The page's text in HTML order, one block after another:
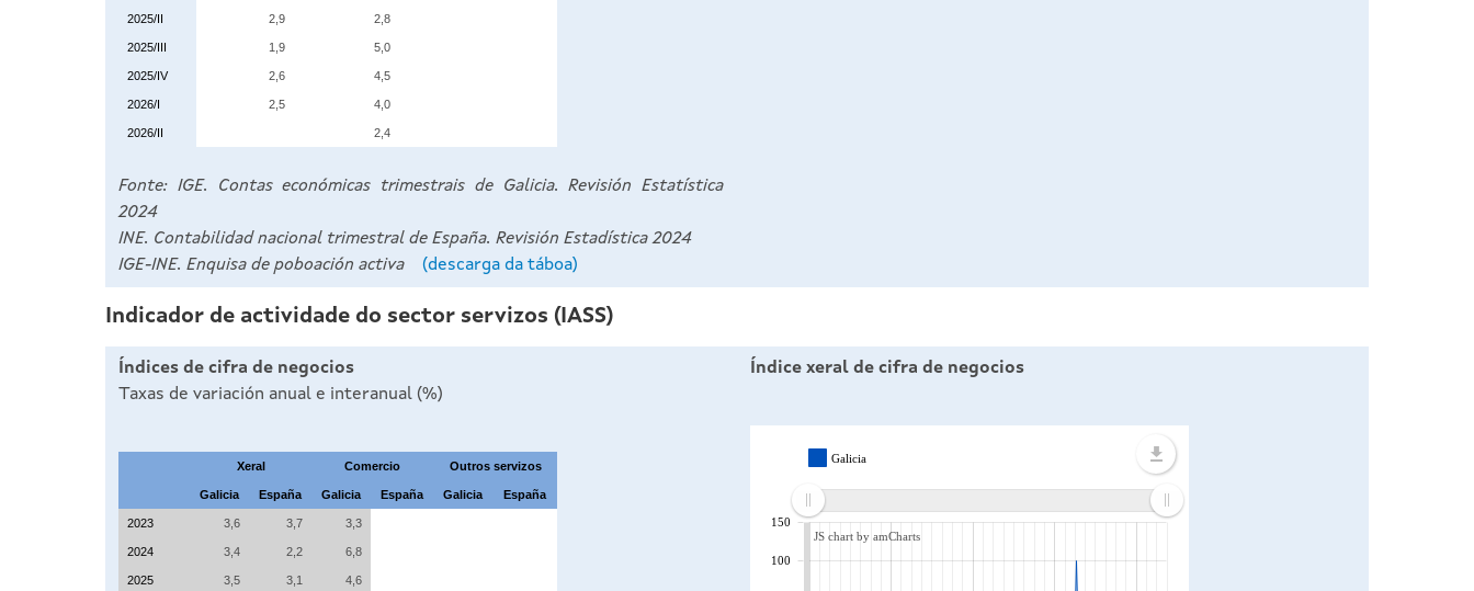
2025/II 2,9 2,8
2025/III 1,9 5,0
2025/IV 2,6 4,5
2026/I 2,5 4,0
2026/II 2,4
Fonte: IGE. Contas económicas trimestrais de Galicia. Revisión Estatística
2024
INE. Contabilidad nacional trimestral de España. Revisión Estadística 2024
IGE-INE. Enquisa de poboación activa (descarga da táboa)
Indicador de actividade do sector servizos (IASS)
Índices de cifra de negocios
Taxas de variación anual e interanual (%)
Xeral Comercio Outros servizos
Galicia España Galicia España Galicia España
2023 3,6 3,7 3,3
2024 3,4 2,2 6,8
2025 3,5 3,1 4,6
Índice xeral de cifra de negocios
Galicia
100
150
JS chart by amCharts